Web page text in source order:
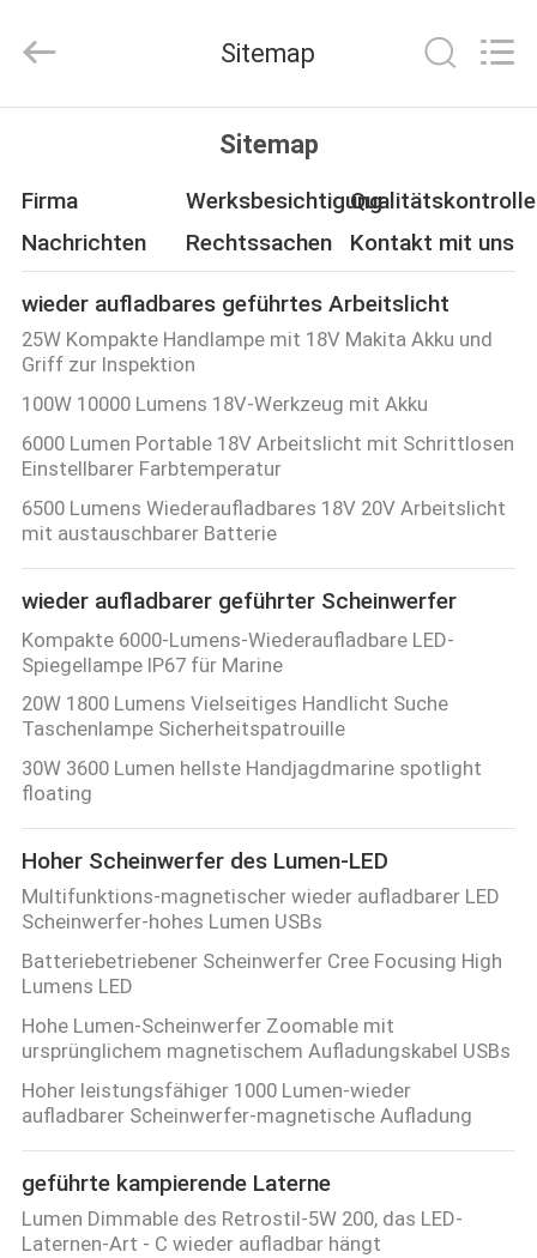
PRODUKTE
VIDEOS
ÜBER
UNS
WERKSBESICHTIGUNG
QUALITÄTSKONTROLLE
KONTAKT
MIT
UNS
NEUIGKEITEN
RECHTSSACHEN
SITEMAP
DATENSCHUTZRICHTLINIE
Trade
Rights
Sitemap
Sitemap
Firma WerksbesichtigungQualitätskontrolle
Nachrichten
Rechtssachen Kontakt mit uns
wieder aufladbares geführtes Arbeitslicht
25W Kompakte Handlampe mit 18V Makita Akku und
Griff zur Inspektion
100W 10000 Lumens 18V-Werkzeug mit Akku
6000 Lumen Portable 18V Arbeitslicht mit Schrittlosen
Einstellbarer Farbtemperatur
6500 Lumens Wiederaufladbares 18V 20V Arbeitslicht
mit austauschbarer Batterie
wieder aufladbarer geführter Scheinwerfer
Kompakte 6000-Lumens-Wiederaufladbare LED-
Spiegellampe IP67 für Marine
20W 1800 Lumens Vielseitiges Handlicht Suche
Taschenlampe Sicherheitspatrouille
30W 3600 Lumen hellste Handjagdmarine spotlight
floating
Hoher Scheinwerfer des Lumen-LED
Multifunktions-magnetischer wieder aufladbarer LED
Scheinwerfer-hohes Lumen USBs
Batteriebetriebener Scheinwerfer Cree Focusing High
Lumens LED
Hohe Lumen-Scheinwerfer Zoomable mit
ursprünglichem magnetischem Aufladungskabel USBs
Hoher leistungsfähiger 1000 Lumen-wieder
aufladbarer Scheinwerfer-magnetische Aufladung
geführte kampierende Laterne
Lumen Dimmable des Retrostil-5W 200, das LED-
Laternen-Art - C wieder aufladbar hängt